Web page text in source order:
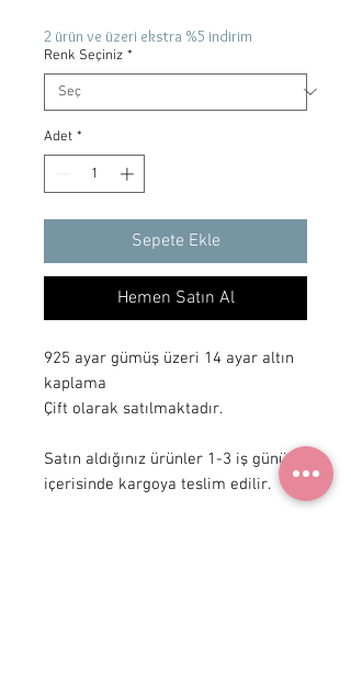
2 ürün ve üzeri ekstra %5 indirim
Renk Seçiniz *
Adet *
Sepete Ekle
Hemen Satın Al
925 ayar gümüş üzeri 14 ayar altın
kaplama
Çift olarak satılmaktadır.
Satın aldığınız ürünler 1-3 iş günü
içerisinde kargoya teslim edilir.